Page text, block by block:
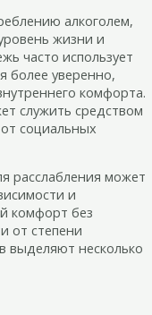
алкоголем,
жизни и
часто использует
более уверенно,
комфорта.
служить средством
социальных
расслабления может
и
комфорт без
от степени
выделяют несколько